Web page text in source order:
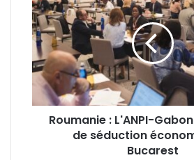
L'ANPI-
Gabon
en
mission
de
séduction
économique
Roumanie : L'ANPI-
de séduction
Bucarest